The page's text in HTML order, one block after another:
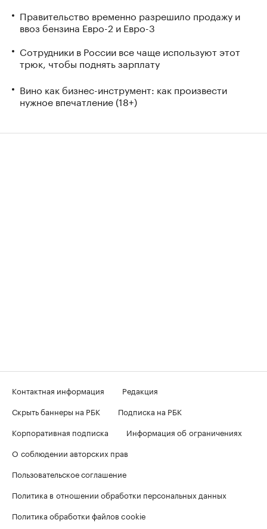
Правительство временно разрешило продажу и
ввоз бензина Евро-2 и Евро-3
Сотрудники в России все чаще используют этот
трюк, чтобы поднять зарплату
Вино как бизнес-инструмент: как произвести
нужное впечатление (18+)
Контактная информация
Редакция
Скрыть баннеры на РБК
Подписка на РБК
Корпоративная подписка
Информация об ограничениях
О соблюдении авторских прав
Пользовательское соглашение
Политика в отношении обработки персональных данных
Политика обработки файлов cookie